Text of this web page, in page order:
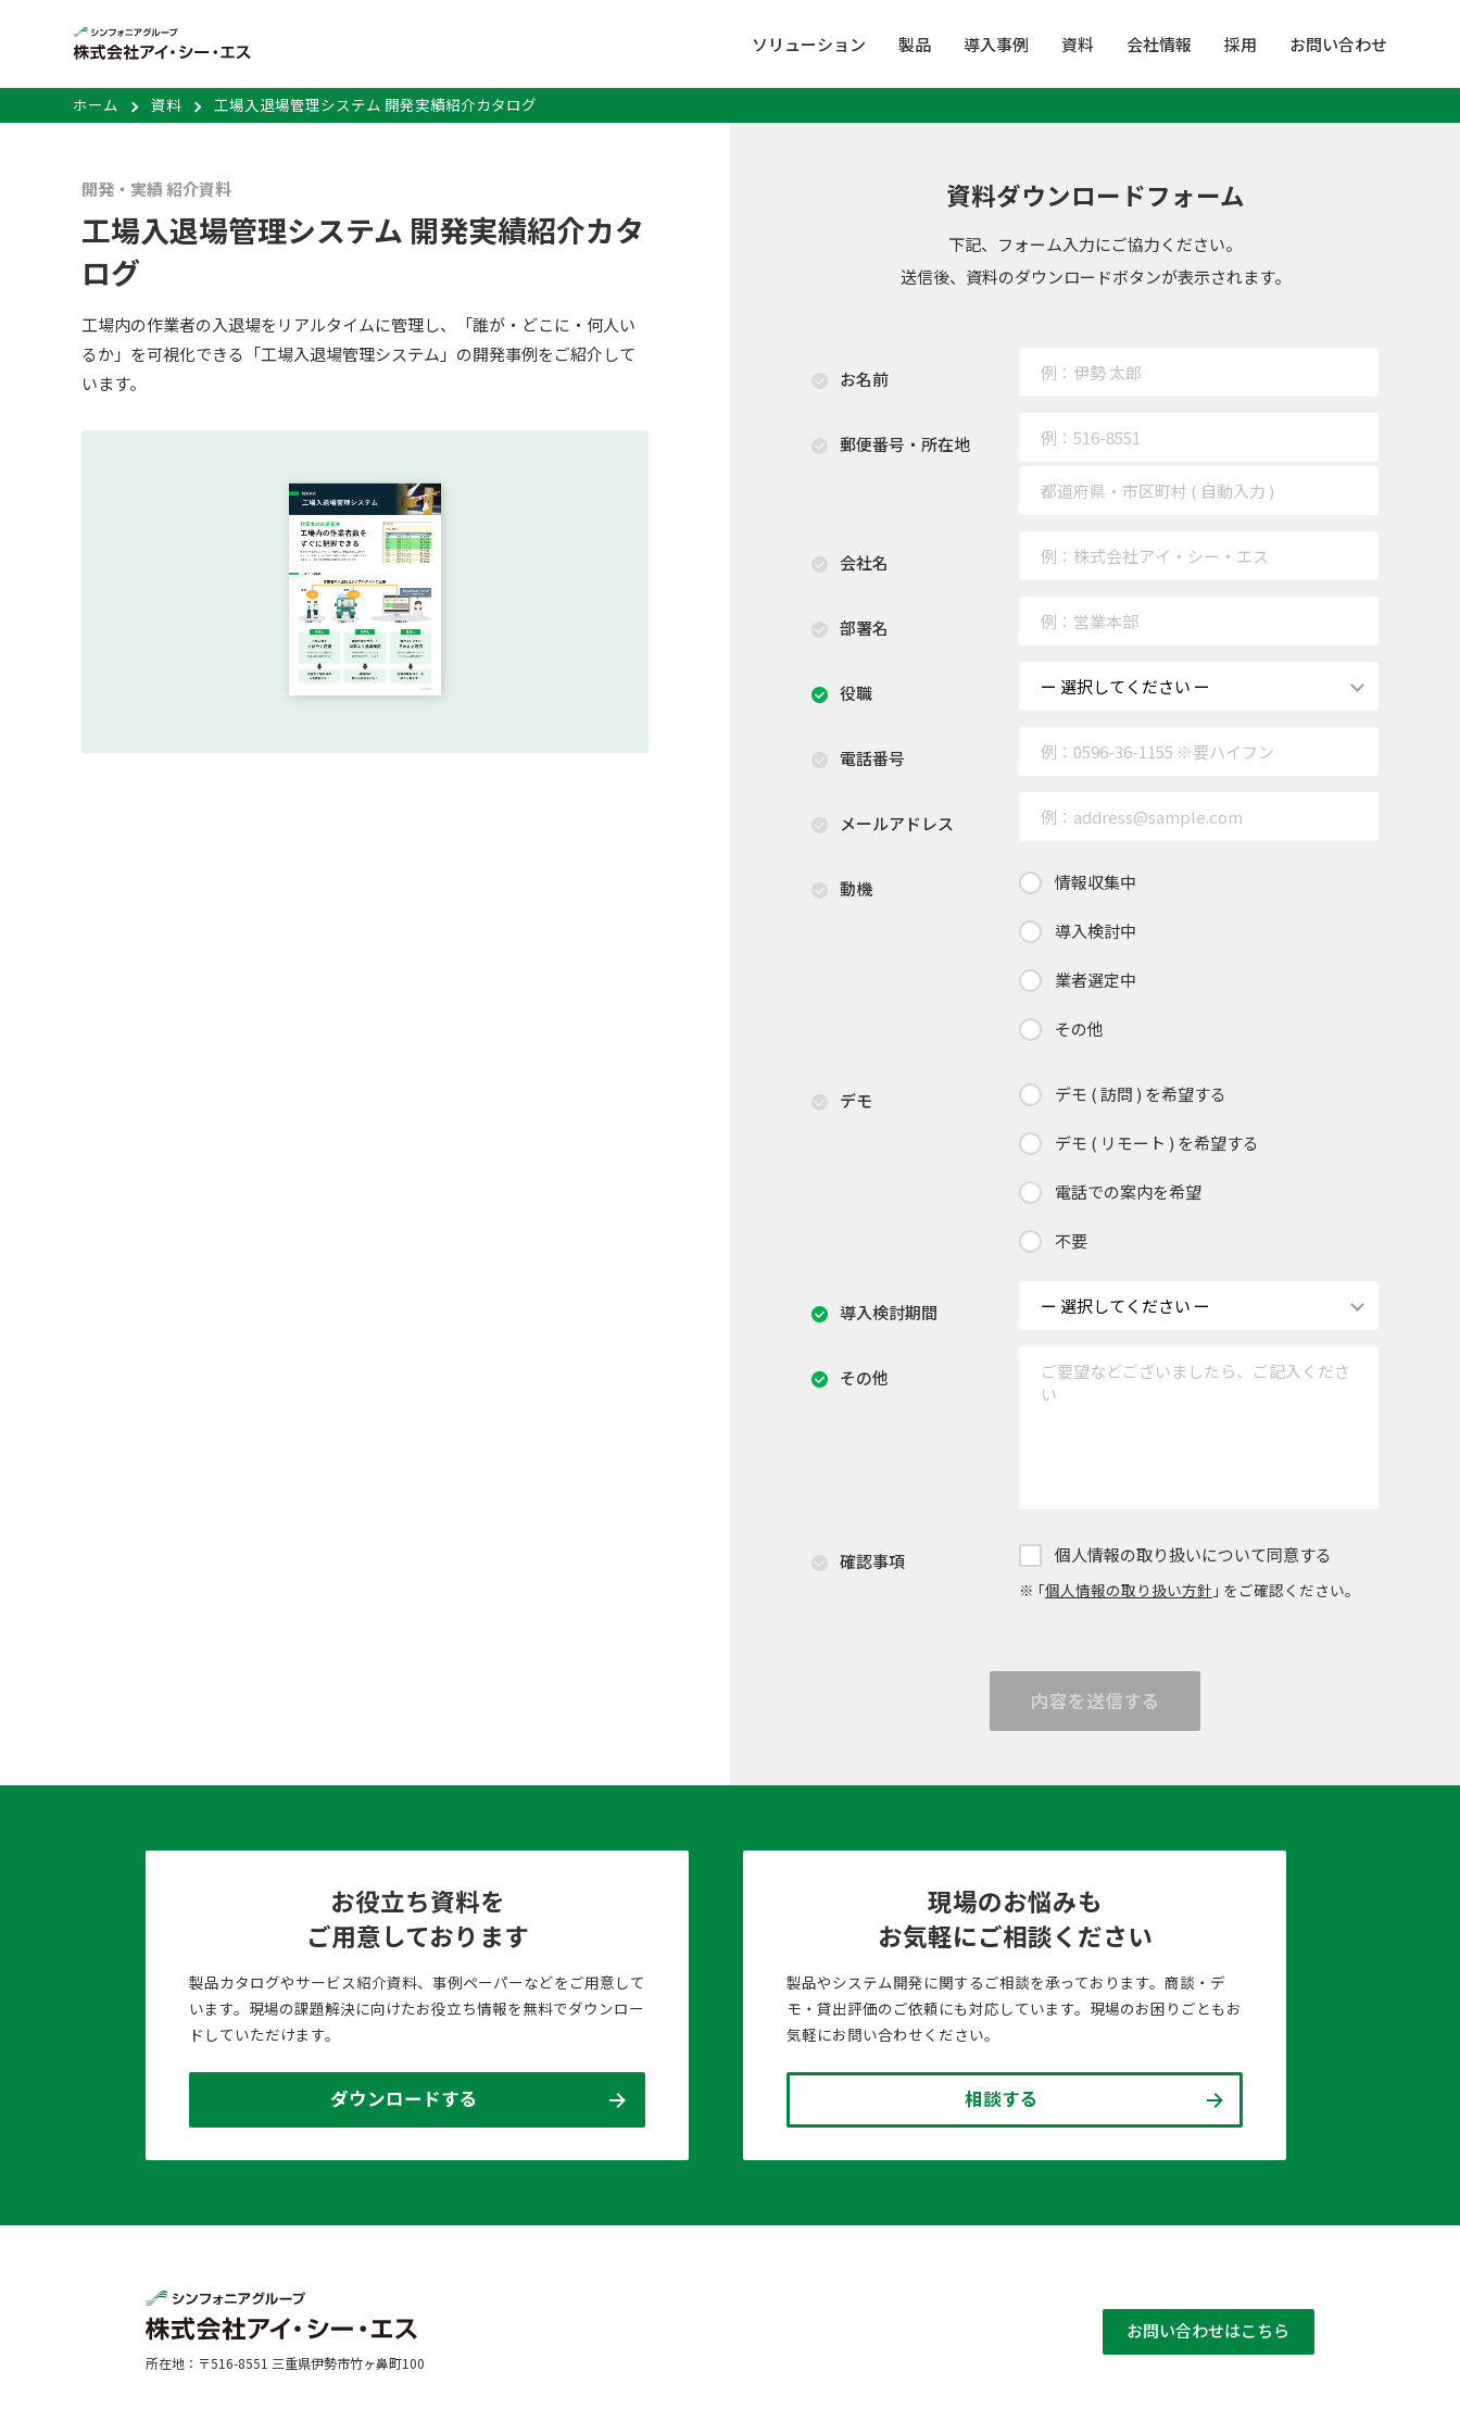
ソリューション 製品 導入事例 資料 会社情報 採用 お問い合わせ
ホーム 資料 工場入退場管理システム 開発実績紹介カタログ
開発・実績 紹介資料
工場入退場管理システム 開発実績紹介カタ
ログ
工場内の作業者の入退場をリアルタイムに管理し、「誰が・どこに・何人い
るか」を可視化できる「工場入退場管理システム」の開発事例をご紹介して
います。
資料ダウンロードフォーム
下記、フォーム入力にご協力ください。
送信後、資料のダウンロードボタンが表示されます。
お名前
郵便番号・所在地
会社名
部署名
役職
電話番号
メールアドレス
動機 情報収集中
導入検討中
業者選定中
その他
デモ デモ ( 訪問 ) を希望する
デモ ( リモート ) を希望する
電話での案内を希望
不要
導入検討期間
その他
確認事項 個人情報の取り扱いについて同意する
※ ｢個人情報の取り扱い方針 ｣ をご確認ください。
内容を送信する
お役立ち資料を
ご用意しております
製品カタログやサービス紹介資料、事例ペーパーなどをご用意して
います。現場の課題解決に向けたお役立ち情報を無料でダウンロー
ドしていただけます。
ダウンロードする
現場のお悩みも
お気軽にご相談ください
製品やシステム開発に関するご相談を承っております。商談・デ
モ・貸出評価のご依頼にも対応しています。現場のお困りごともお
気軽にお問い合わせください。
相談する
所在地：〒516-8551 三重県伊勢市竹ヶ鼻町100
お問い合わせはこちら